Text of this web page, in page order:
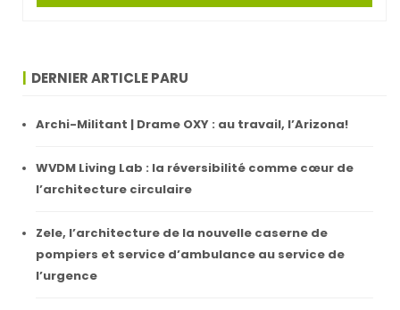
DERNIER ARTICLE PARU
Archi-Militant | Drame OXY : au travail, l’Arizona!
WVDM Living Lab : la réversibilité comme cœur de
l’architecture circulaire
Zele, l’architecture de la nouvelle caserne de
pompiers et service d’ambulance au service de
l’urgence